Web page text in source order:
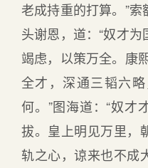
老成持重的打算。”
头谢恩，道：“奴才
竭虑，以策万全。康
全才，深通三韬六
何。”图海道：“奴才
拔。皇上明见万里，
轨之心，谅来也不成